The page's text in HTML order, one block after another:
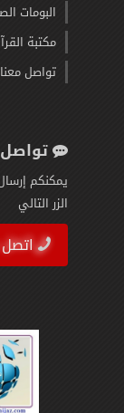
البومات
مكتبة
تواصل معنا
يمكنكم
الزر التالي
اتصل